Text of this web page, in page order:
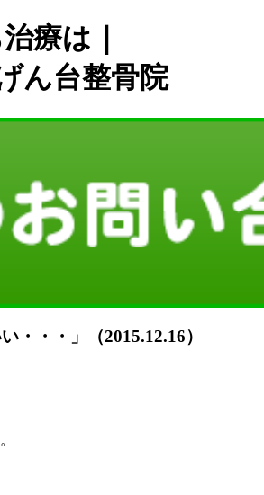
療は｜
ん台整骨院
・・」（2015.12.16）